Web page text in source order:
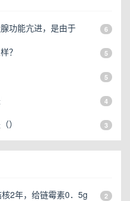
功能亢进，是由于 6
？ 5
5
4
） 3
2年，给链霉素0．5g
2